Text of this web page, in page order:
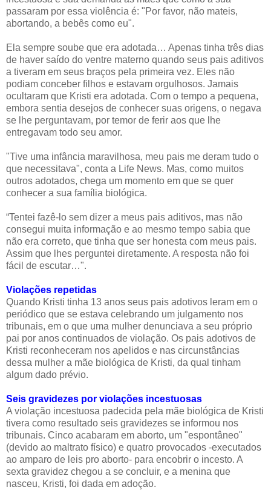
passaram por essa violência é: "Por favor, não mateis,
abortando, a bebês como eu".
Ela sempre soube que era adotada… Apenas tinha três dias
de haver saído do ventre materno quando seus pais aditivos
a tiveram em seus braços pela primeira vez. Eles não
podiam conceber filhos e estavam orgulhosos. Jamais
ocultaram que Kristi era adotada. Com o tempo a pequena,
embora sentia desejos de conhecer suas origens, o negava
se lhe perguntavam, por temor de ferir aos que lhe
entregavam todo seu amor.
"Tive uma infância maravilhosa, meu pais me deram tudo o
que necessitava", conta a Life News. Mas, como muitos
outros adotados, chega um momento em que se quer
conhecer a sua família biológica.
“Tentei fazê-lo sem dizer a meus pais aditivos, mas não
consegui muita informação e ao mesmo tempo sabia que
não era correto, que tinha que ser honesta com meus pais.
Assim que lhes perguntei diretamente. A resposta não foi
fácil de escutar…".
Violações repetidas
Quando Kristi tinha 13 anos seus pais adotivos leram em o
periódico que se estava celebrando um julgamento nos
tribunais, em o que uma mulher denunciava a seu próprio
pai por anos continuados de violação. Os pais adotivos de
Kristi reconheceram nos apelidos e nas circunstâncias
dessa mulher a mãe biológica de Kristi, da qual tinham
algum dado prévio.
Seis gravidezes por violações incestuosas
A violação incestuosa padecida pela mãe biológica de Kristi
tivera como resultado seis gravidezes se informou nos
tribunais. Cinco acabaram em aborto, um "espontâneo"
(devido ao maltrato físico) e quatro provocados -executados
ao amparo de leis pro aborto- para encobrir o incesto. A
sexta gravidez chegou a se concluir, e a menina que
nasceu, Kristi, foi dada em adoção.